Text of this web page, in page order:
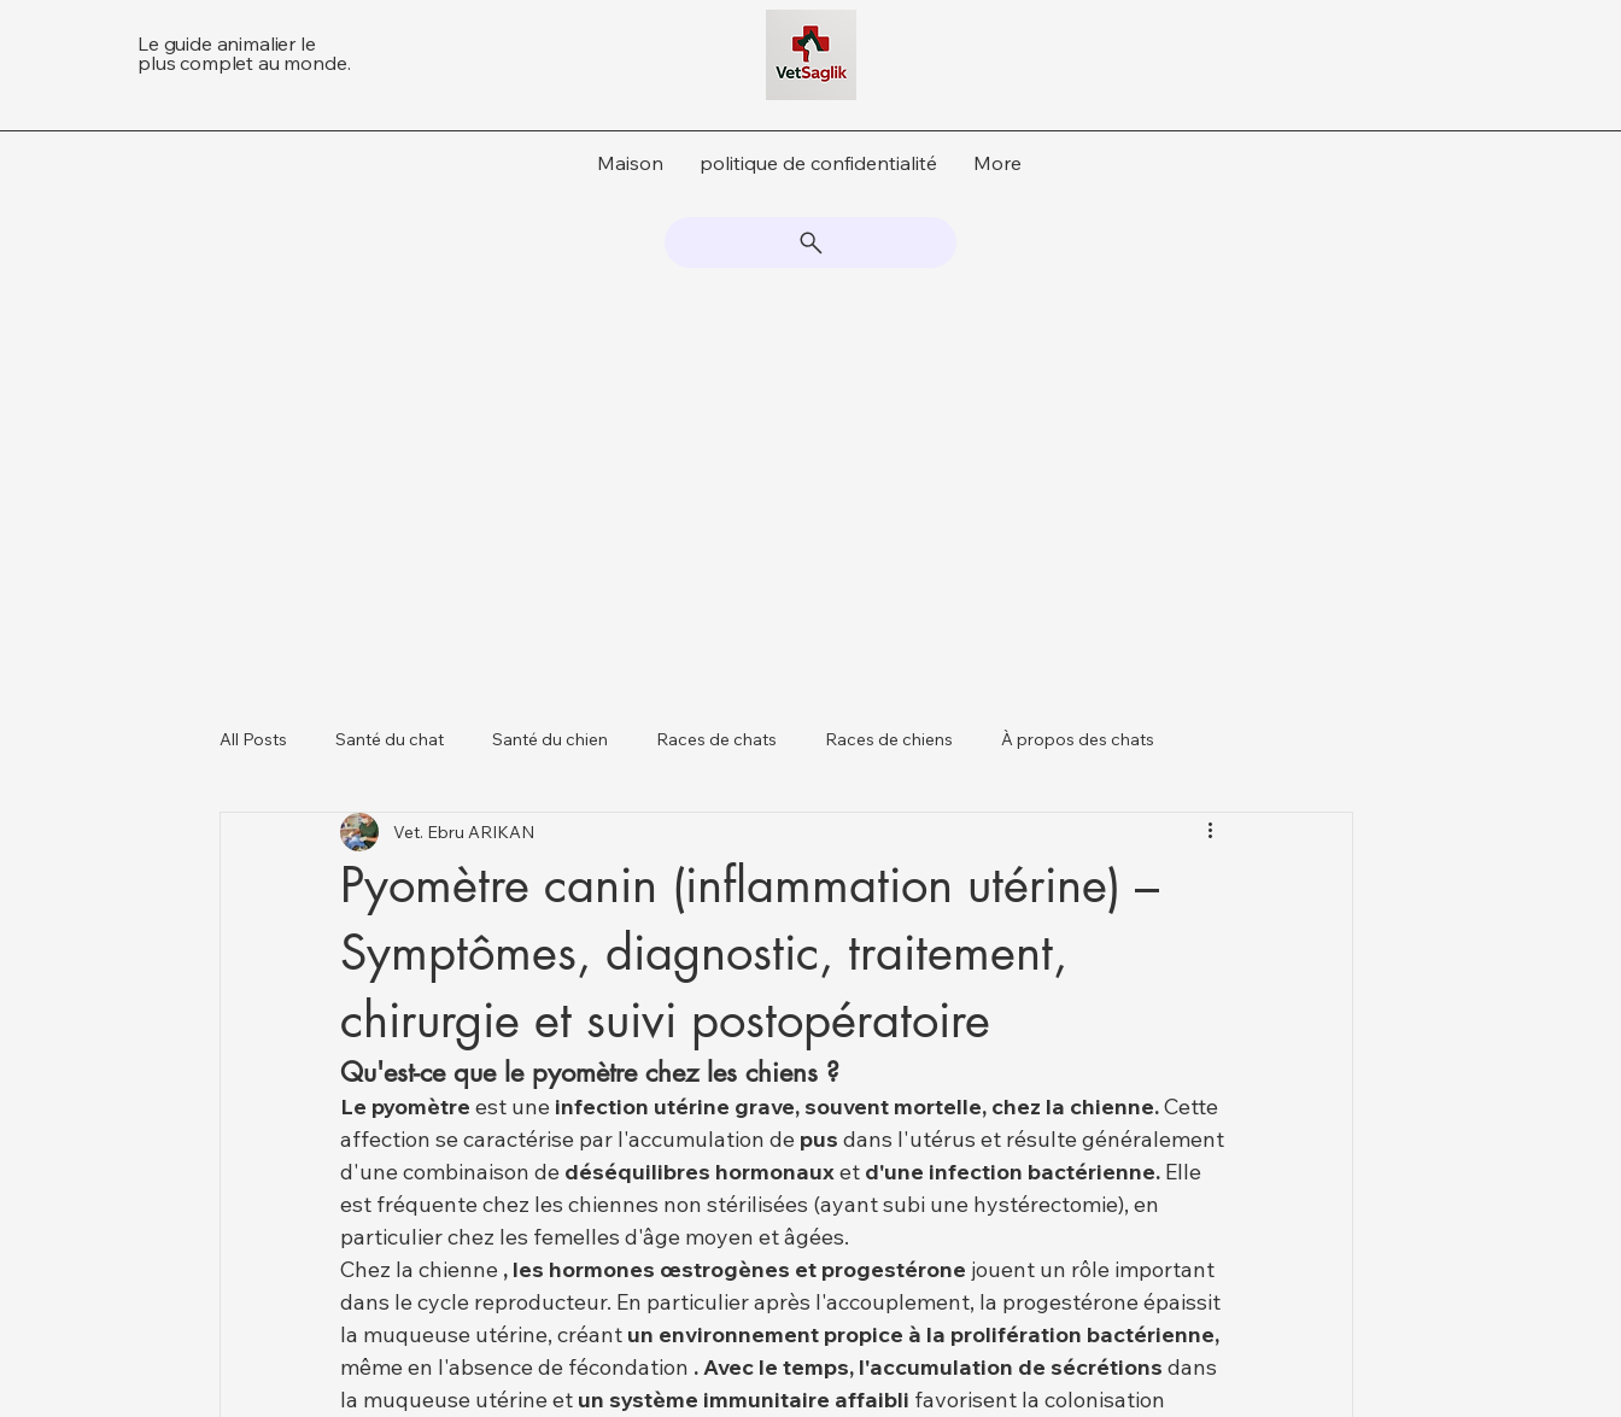
Le guide animalier le
plus complet au monde.
Maison politique de confidentialité More
All Posts Santé du chat Santé du chien Races de chats Races de chiens À propos des chats
À propos des chiens Chats et chiens
Pyomètre canin (inflammation utérine) –
Symptômes, diagnostic, traitement,
chirurgie et suivi postopératoire
Vet. Ebru ARIKAN
Qu'est-ce que le pyomètre chez les chiens ?
Le pyomètre est une infection utérine grave, souvent mortelle, chez la chienne. Cette
affection se caractérise par l'accumulation de pus dans l'utérus et résulte généralement
d'une combinaison de déséquilibres hormonaux et d'une infection bactérienne. Elle
est fréquente chez les chiennes non stérilisées (ayant subi une hystérectomie), en
particulier chez les femelles d'âge moyen et âgées.
Chez la chienne , les hormones œstrogènes et progestérone jouent un rôle important
dans le cycle reproducteur. En particulier après l'accouplement, la progestérone épaissit
la muqueuse utérine, créant un environnement propice à la prolifération bactérienne,
même en l'absence de fécondation . Avec le temps, l'accumulation de sécrétions dans
la muqueuse utérine et un système immunitaire affaibli favorisent la colonisation